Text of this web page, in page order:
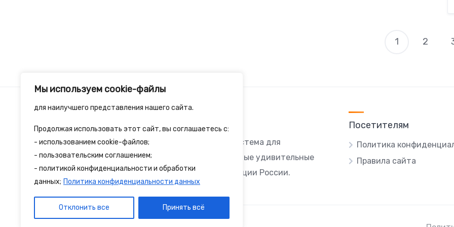
Мы используем cookie-файлы
для наилучшего представления нашего сайта.
Продолжая использовать этот сайт, вы соглашаетесь с:
- использованием cookie-файлов;
- пользовательским соглашением;
- политикой конфиденциальности и обработки
данных; Политика конфиденциальности данных
Отклонить все Принять всё
1 2
2spalnika.ru — это удобная информационная система для
путешественников и туристов где собраны самые удивительные
достопримечательности и туристические локации России.
Посетителям
Политика
Правила сайта